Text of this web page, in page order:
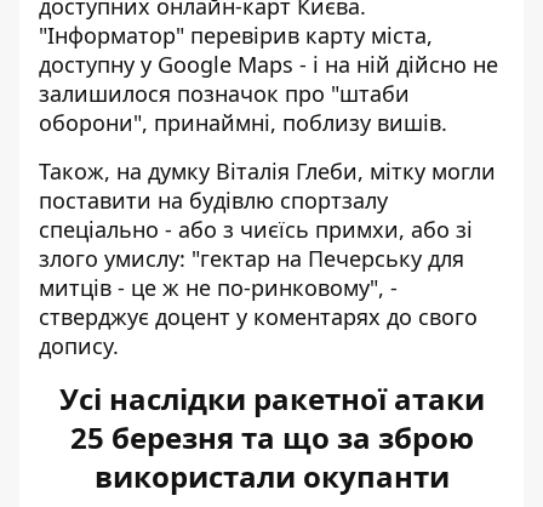
доступних онлайн-карт Києва.
"Інформатор" перевірив карту міста,
доступну у Google Maps - і на ній дійсно не
залишилося позначок про "штаби
оборони", принаймні, поблизу вишів.
Також, на думку Віталія Глеби, мітку могли
поставити на будівлю спортзалу
спеціально - або з чиєїсь примхи, або зі
злого умислу: "гектар на Печерську для
митців - це ж не по-ринковому", -
стверджує доцент у коментарях до свого
допису.
Усі наслідки ракетної атаки
25 березня та що за зброю
використали окупанти